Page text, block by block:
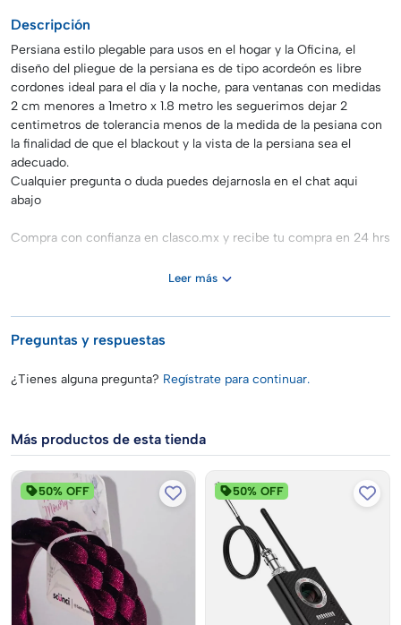
Marca
Modelo
Persiana plegable para el hogar y la
Oficina tipo acordeón para el día y la
noche de 1m x 1.8m color gris
Descripción
Persiana estilo plegable para usos en el hogar y la Oficina, el
diseño del pliegue de la persiana es de tipo acordeón es libre
cordones ideal para el día y la noche, para ventanas con medidas
2 cm menores a 1metro x 1.8 metro les seguerimos dejar 2
centimetros de tolerancia menos de la medida de la pesiana con
la finalidad de que el blackout y la vista de la persiana sea el
adecuado.
Cualquier pregunta o duda puedes dejarnosla en el chat aqui
abajo
Leer más
Preguntas y respuestas
¿Tienes alguna pregunta? Regístrate para continuar.
Más productos de esta tienda
50% OFF 50% OFF